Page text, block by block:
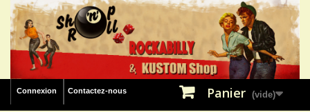
Connexion Contactez-nous Panier (vide)